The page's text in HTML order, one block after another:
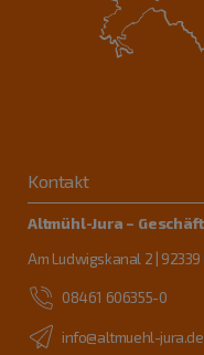
Kontakt
Altmühl-Jura –
Am Ludwigskanal 2 |
08461 606355-0
info@altmuehl-jura.de